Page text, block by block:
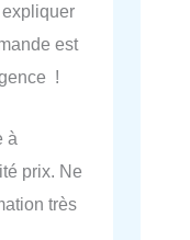
est
!
à
prix. Ne
très